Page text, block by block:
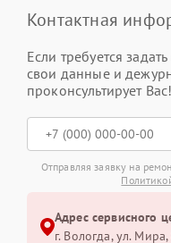
Контактная
Если требуется
свои данные и
проконсультирует Вас!
Отправляя заявку на
Адрес сервисного
г. Вологда, ул.